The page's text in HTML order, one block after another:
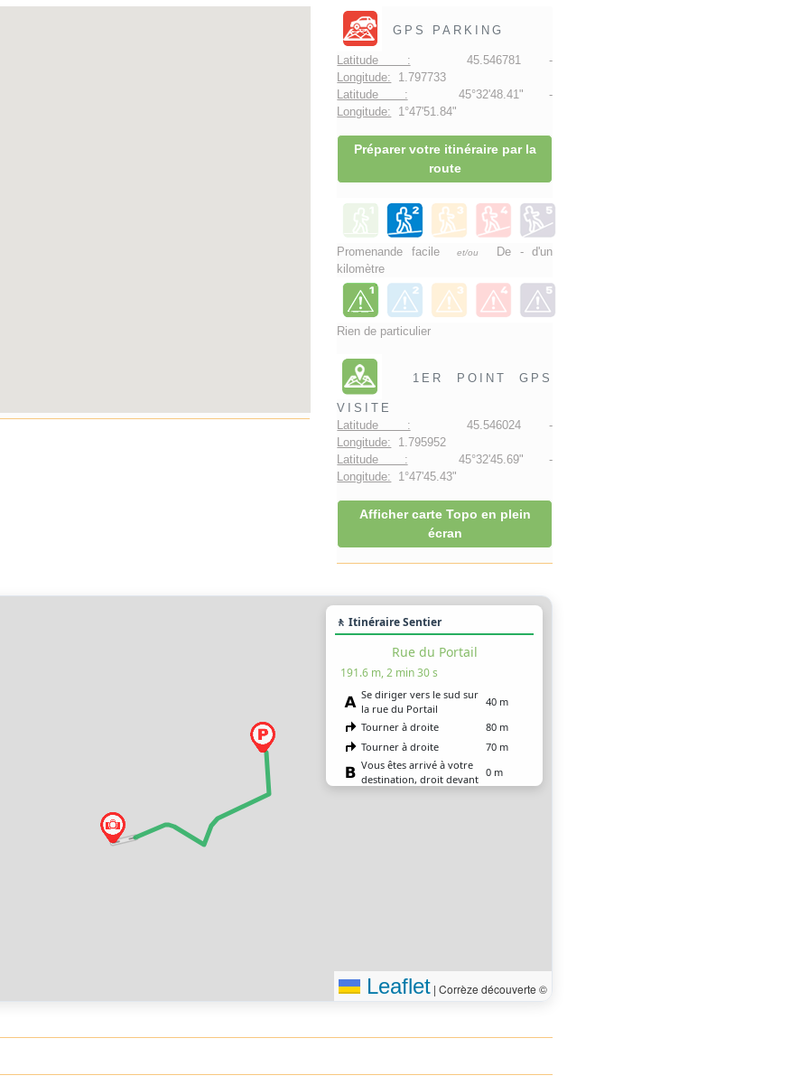
GPS PARKING
Latitude : 45.546781 -
Longitude: 1.797733
Latitude : 45°32'48.41" -
Longitude: 1°47'51.84"
Préparer votre itinéraire par la
route
Promenande facileet/ou
De - d'un
kilomètre
Rien de particulier
1ER POINT GPS
VISITE
Latitude : 45.546024 -
Longitude: 1.795952
Latitude : 45°32'45.69" -
Longitude: 1°47'45.43"
Afficher carte Topo en plein
écran
🚶 Itinéraire Sentier
Rue du Portail
191.6 m, 2 min 30 s
Se diriger vers le sud sur
la rue du Portail
40 m
Tourner à droite
80 m
Tourner à droite
70 m
Vous êtes arrivé à votre
destination, droit devant
0 m
Leaflet | Corrèze découverte ©